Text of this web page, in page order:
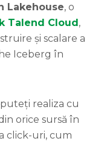
Lakehouse, o
Talend Cloud,
și scalare a
Iceberg în
realiza cu
orice sursă în
click-uri, cum